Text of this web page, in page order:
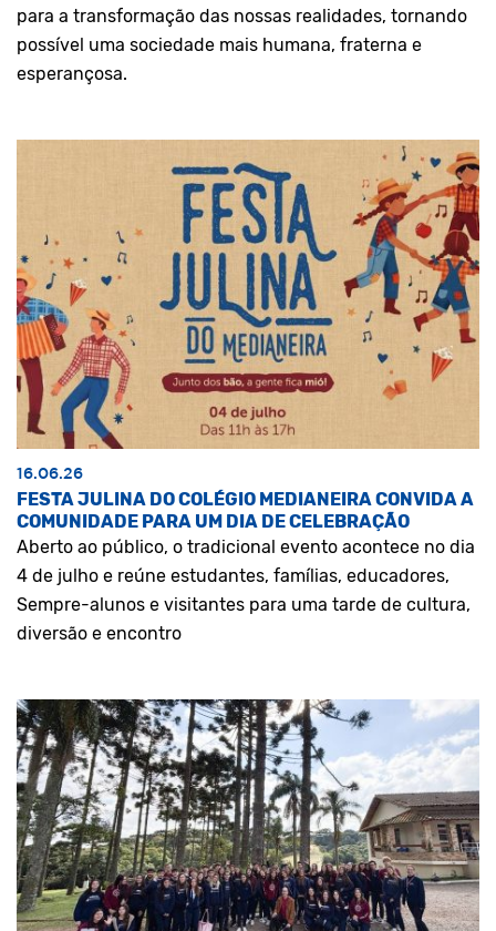
para a transformação das nossas realidades, tornando
possível uma sociedade mais humana, fraterna e
esperançosa.
16.06.26
FESTA JULINA DO COLÉGIO MEDIANEIRA CONVIDA A
COMUNIDADE PARA UM DIA DE CELEBRAÇÃO
Aberto ao público, o tradicional evento acontece no dia
4 de julho e reúne estudantes, famílias, educadores,
Sempre-alunos e visitantes para uma tarde de cultura,
diversão e encontro